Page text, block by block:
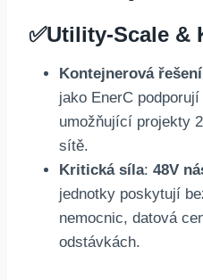
✅Utility-Scale &
Kontejnerová řešení
jako EnerC
umožňující projekty
sítě.
Kritická síla: 48V
jednotky poskytují
nemocnic, datová
odstávkách.